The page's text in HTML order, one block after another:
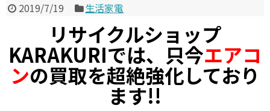
2019/7/19 生活家電
リサイクルショップ
KARAKURIでは、只今エアコ
ンの買取を超絶強化しており
ます!!